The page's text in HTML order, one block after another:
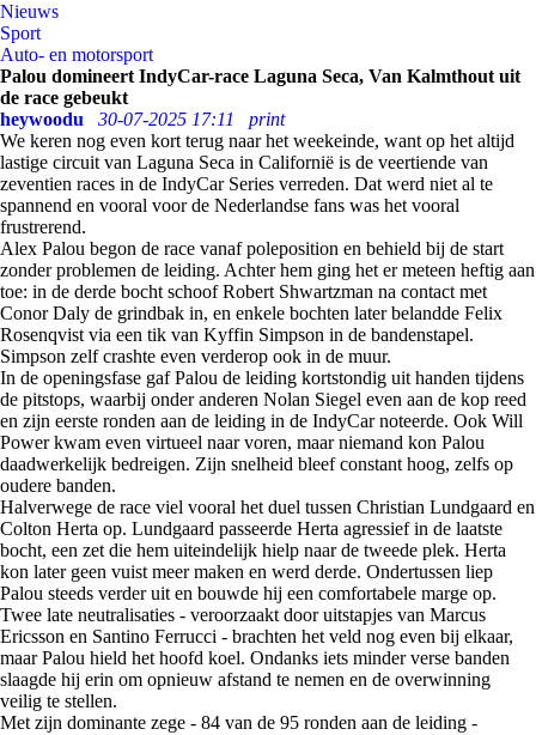
Nieuws
Sport
Auto- en motorsport
Palou domineert IndyCar-race Laguna Seca, Van Kalmthout uit
de race gebeukt
heywoodu
30-07-2025 17:11
print
We keren nog even kort terug naar het weekeinde, want op het altijd
lastige circuit van Laguna Seca in Californië is de veertiende van
zeventien races in de IndyCar Series verreden. Dat werd niet al te
spannend en vooral voor de Nederlandse fans was het vooral
frustrerend.
Alex Palou begon de race vanaf poleposition en behield bij de start
zonder problemen de leiding. Achter hem ging het er meteen heftig aan
toe: in de derde bocht schoof Robert Shwartzman na contact met
Conor Daly de grindbak in, en enkele bochten later belandde Felix
Rosenqvist via een tik van Kyffin Simpson in de bandenstapel.
Simpson zelf crashte even verderop ook in de muur.
In de openingsfase gaf Palou de leiding kortstondig uit handen tijdens
de pitstops, waarbij onder anderen Nolan Siegel even aan de kop reed
en zijn eerste ronden aan de leiding in de IndyCar noteerde. Ook Will
Power kwam even virtueel naar voren, maar niemand kon Palou
daadwerkelijk bedreigen. Zijn snelheid bleef constant hoog, zelfs op
oudere banden.
Halverwege de race viel vooral het duel tussen Christian Lundgaard en
Colton Herta op. Lundgaard passeerde Herta agressief in de laatste
bocht, een zet die hem uiteindelijk hielp naar de tweede plek. Herta
kon later geen vuist meer maken en werd derde. Ondertussen liep
Palou steeds verder uit en bouwde hij een comfortabele marge op.
Twee late neutralisaties - veroorzaakt door uitstapjes van Marcus
Ericsson en Santino Ferrucci - brachten het veld nog even bij elkaar,
maar Palou hield het hoofd koel. Ondanks iets minder verse banden
slaagde hij erin om opnieuw afstand te nemen en de overwinning
veilig te stellen.
Met zijn dominante zege - 84 van de 95 ronden aan de leiding -